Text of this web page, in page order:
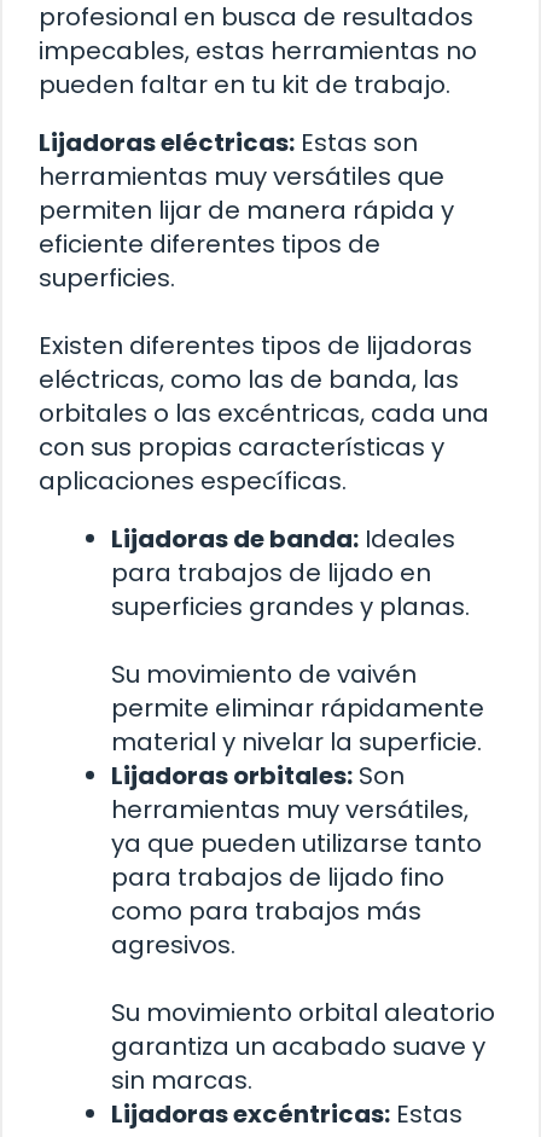
profesional en busca de resultados
impecables, estas herramientas no
pueden faltar en tu kit de trabajo.
Lijadoras eléctricas: Estas son
herramientas muy versátiles que
permiten lijar de manera rápida y
eficiente diferentes tipos de
superficies.
Existen diferentes tipos de lijadoras
eléctricas, como las de banda, las
orbitales o las excéntricas, cada una
con sus propias características y
aplicaciones específicas.
Lijadoras de banda: Ideales
para trabajos de lijado en
superficies grandes y planas.
Su movimiento de vaivén
permite eliminar rápidamente
material y nivelar la superficie.
Lijadoras orbitales: Son
herramientas muy versátiles,
ya que pueden utilizarse tanto
para trabajos de lijado fino
como para trabajos más
agresivos.
Su movimiento orbital aleatorio
garantiza un acabado suave y
sin marcas.
Lijadoras excéntricas: Estas